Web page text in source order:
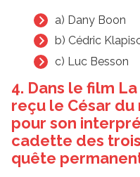
a) Dany Boon
b) Cédric
c) Luc Besson
4. Dans le film
reçu le César
pour son
cadette des
quête